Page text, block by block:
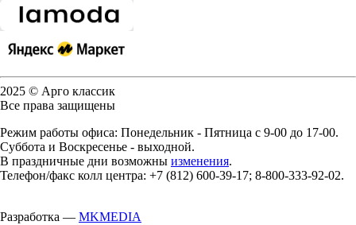
2025 © Арго классик
Все права защищены
Режим работы офиса: Понедельник - Пятница с 9-00 до 17-00.
Суббота и Воскресенье - выходной.
В праздничные дни возможны изменения.
Телефон/факс колл центра: +7 (812) 600-39-17; 8-800-333-92-02.
Разработка — MKMEDIA